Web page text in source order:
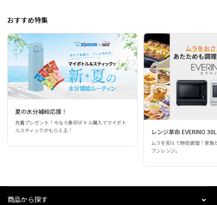
おすすめ特集
夏の水分補給応援！
先着プレゼント！今なら象印ボトル購入でマイボト
ルスティックがもらえる！
レンジ革命 EVERINO 30L
ムラを抑えて時短調理！家族
ブンレンジ。
商品から探す